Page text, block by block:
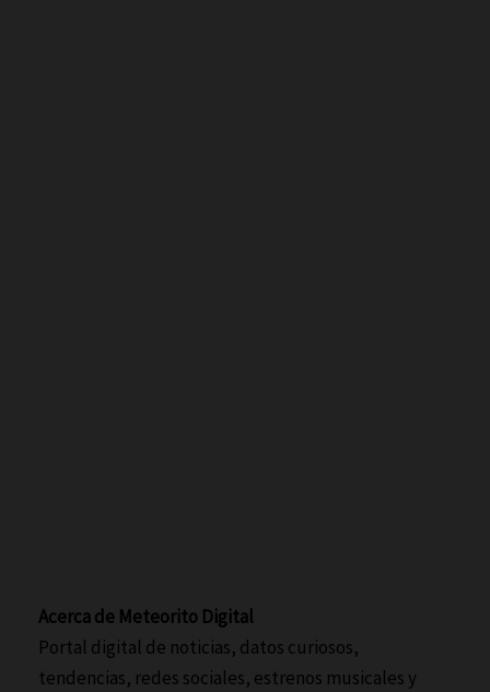
Acerca de Meteorito Digital
Portal digital de noticias, datos curiosos,
tendencias, redes sociales, estrenos musicales y